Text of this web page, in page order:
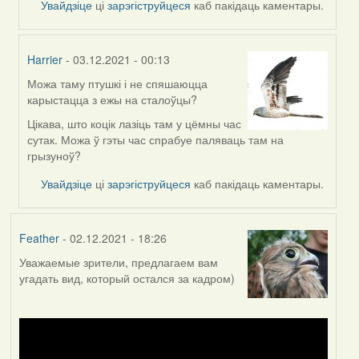
Увайдзіце цізарэгіструйцеся каб пакідаць каментары.
Harrier - 03.12.2021 - 00:13
In
reply
to
by
Lighty
Можа таму птушкі і не спяшаюцца
карыстацца з ежы на сталоўцы?
Цікава, што коцік лазіць там у цёмны час
сутак. Можа ў гэты час спрабуе паляваць там на
грызуноў?
Увайдзіце цізарэгіструйцеся каб пакідаць каментары.
Feather- 02.12.2021 - 18:26
Уважаемые зрители, предлагаем вам
угадать вид, который остался за кадром)